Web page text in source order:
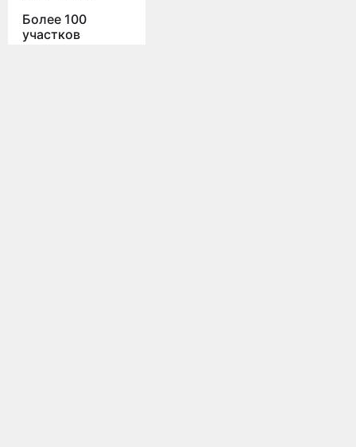
Более 100
участков